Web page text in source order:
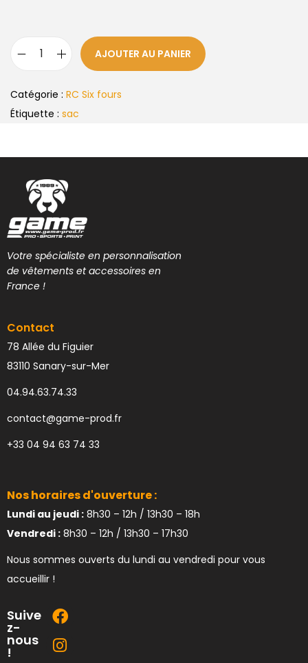
AJOUTER AU PANIER
Catégorie : RC Six fours
Étiquette : sac
Votre spécialiste en personnalisation
de vêtements et accessoires en
France !
Contact
78 Allée du Figuier
83110 Sanary-sur-Mer
04.94.63.74.33
contact@game-prod.fr
+33 04 94 63 74 33
Nos horaires d'ouverture :
Lundi au jeudi : 8h30 – 12h / 13h30 – 18h
Vendredi : 8h30 – 12h / 13h30 – 17h30
Nous sommes ouverts du lundi au vendredi pour vous
accueillir !
Suive
z-
nous
!